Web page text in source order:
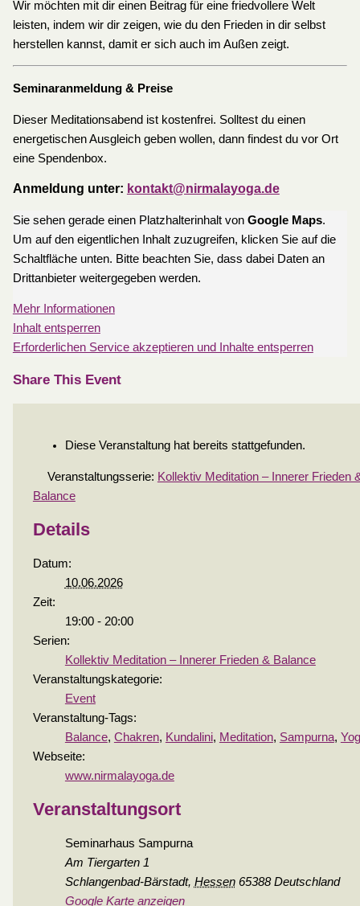
Wir möchten mit dir einen Beitrag für eine friedvollere Welt
leisten, indem wir dir zeigen, wie du den Frieden in dir selbst
herstellen kannst, damit er sich auch im Außen zeigt.
Seminaranmeldung & Preise
Dieser Meditationsabend ist kostenfrei. Solltest du einen
energetischen Ausgleich geben wollen, dann findest du vor Ort
eine Spendenbox.
Anmeldung unter: kontakt@nirmalayoga.de
Sie sehen gerade einen Platzhalterinhalt von Google Maps.
Um auf den eigentlichen Inhalt zuzugreifen, klicken Sie auf die
Schaltfläche unten. Bitte beachten Sie, dass dabei Daten an
Drittanbieter weitergegeben werden.
Mehr Informationen
Inhalt entsperren
Erforderlichen Service akzeptieren und Inhalte entsperren
Share This Event
Diese Veranstaltung hat bereits stattgefunden.
Veranstaltungsserie: Kollektiv Meditation – Innerer Frieden
Balance
Details
Datum:
10.06.2026
Zeit:
19:00 - 20:00
Serien:
Kollektiv Meditation – Innerer Frieden & Balance
Veranstaltungskategorie:
Event
Veranstaltung-Tags:
Balance, Chakren, Kundalini, Meditation, Sampurna,
Webseite:
www.nirmalayoga.de
Veranstaltungsort
Seminarhaus Sampurna
Am Tiergarten 1
Schlangenbad-Bärstadt, Hessen 65388 Deutschland
Google Karte anzeigen